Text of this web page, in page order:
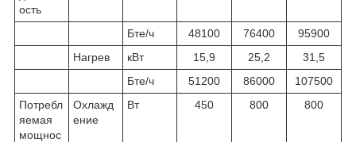
ость
Бте/ч 48100 76400
95900
Нагрев
кВт 15,9 25,2
31,5
Бте/ч
51200 86000
107500
Потребл
яемая
мощнос
Охлажд
ение
Вт 450 800 800